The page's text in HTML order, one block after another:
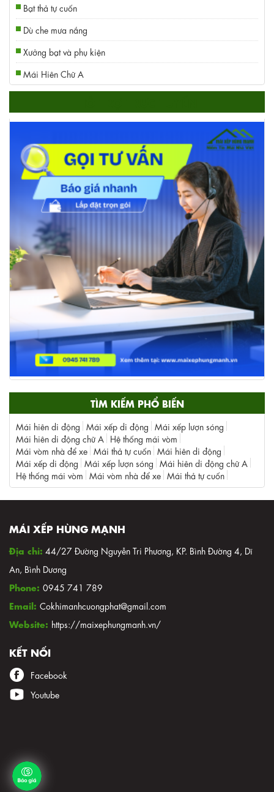
Bạt thả tự cuốn
Dù che mưa nắng
Xưởng bạt và phụ kiện
Mái Hiên Chữ A
TÌM KIẾM PHỔ BIẾN
Mái hiên di động Mái xếp di động
Mái xếp lượn sóng
Mái hiên di động chữ A
Hệ thống mái vòm
Mái vòm nhà để xe Mái thả tự cuốn Mái hiên di động
Mái xếp di động
Mái xếp lượn sóng
Mái hiên di động chữ A
Hệ thống mái vòm
Mái vòm nhà để xe Mái thả tự cuốn
MÁI XẾP HÙNG MẠNH
Địa chỉ: 44/27 Đường Nguyễn Tri Phương, KP. Bình Đường 4, Dĩ
An, Bình Dương
Phone: 0945 741 789
Email: Cokhimanhcuongphat@gmail.com
Website: https://maixephungmanh.vn/
KẾT NỐI
Facebook
Youtube